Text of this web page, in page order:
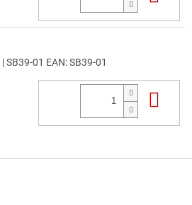
| SB39-01 EAN:SB39-01